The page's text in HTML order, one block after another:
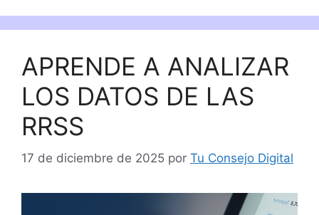
APRENDE A ANALIZAR
LOS DATOS DE LAS
RRSS
17 de diciembre de 2025 por Tu Consejo Digital